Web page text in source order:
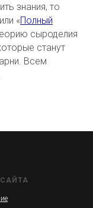
знания, то
«Полный
сыроделия
станут
Всем